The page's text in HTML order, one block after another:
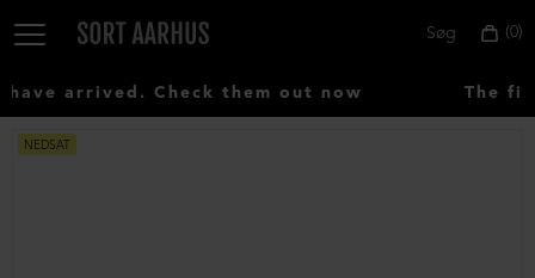
0
Søg
arrived. Check them out now The
NEDSAT